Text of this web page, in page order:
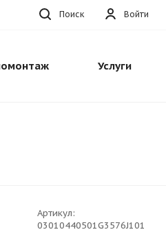
Войти
Поиск
Услуги
Артикул:
03010440501G3576J101